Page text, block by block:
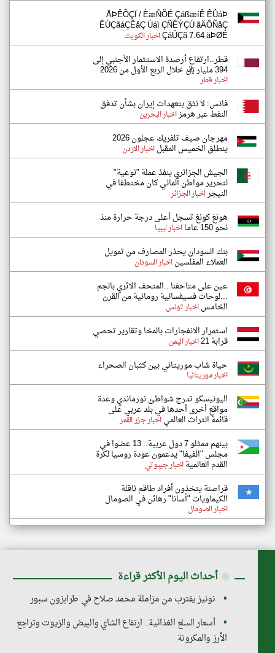
ÅÞÊÕÇÏ / ÈæÑÕÉ ÇáßæíÊ ÊÛáÞ
ÊÚÇãáÇÊåÇ Úáì ÇÑÊÝÇÚ ãÄÔÑåÇ
ÇáÚÇã 7.64 äÞØÉاخبار الكويت
قطر..ارتفاع أرصدة الاستثمار الأجنبي إلى
394 مليار ريال خلال الربع الأول من 2026
اخبار قطر
فانس: لا نثق بتعهدات إيران بشأن تدفق
النفط عبر هرمزاخبار البحرين
مهرجان صيف تلفريك عجلون 2026
ينطلق الخميس المقبلاخبار الاردن
الجيش الجزائري ينفذ عملة "نوعية"
لتحرير مواطن ألماني كان مختطفا في
النيجراخبار الجزائر
هونغ كونغ تسجل أعلى درجة حرارة منذ
نحو 150 عاما اخبار ليبيا
بنك السودان يحذر المصارف من تمويل
العملاء المفلسيناخبار السودان
عين على متاحفنا ..المتحف الاثري بالجم
...لوحات فسيفسائية رومانية من القرن
الخامساخبار تونس
استمرار الانفجارات بالمخا وتقارير تحصي
قرابة 21 اخبار اليمن
حياة شاب موريتاني بين كثبان الصحراء
اخبار موريتانيا
اليونيسكو تدرج شواطئ نورماندي وعدة
مواقع أخرى أحدها في بلد عربي على
قائمة التراث العالمياخبار جزر القمر
بينهم ممثلو 7 دول عربية.. 13 عضوا في
مجلس "الفيفا" يدعمون عودة روسيا لكرة
القدم العالميةاخبار جيبوتي
قراصنة يتخذون أفراد طاقم ناقلة
الكيماويات "أسانا" رهائن في الصومال
اخبار الصومال
◉ أحداث اليوم الأكثر قراءة
نونيز يقترب من مزاملة محمد صلاح في طرابزون سبور
أسعار السلع الغذائية.. ارتفاع الشاي والبيض والزيوت وتراجع
الأرز والمكرونة